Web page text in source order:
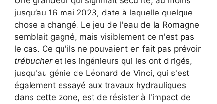
jusqu’au 16 mai 2023, date à laquelle quelque
chose a changé. Le jeu de l'eau de la Romagne
semblait gagné, mais visiblement ce n'est pas
le cas. Ce qu'ils ne pouvaient en fait pas prévoir
trébucheret les ingénieurs qui les ont dirigés,
jusqu'au génie de Léonard de Vinci, qui s'est
également essayé aux travaux hydrauliques
dans cette zone, est de résister à l'impact de